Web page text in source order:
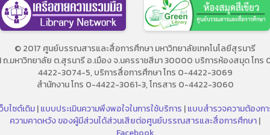
© 2017 ศูนย์บรรณสารและสื่อการศึกษา มหาวิทยาลัยเทคโนโลยีสุรนารี
ถ.มหาวิทยาลัย ต.สุรนารี อ.เมือง จ.นครราชสีมา 30000 บริการห้องสมุด โทร
4422-3074-5, บริการสื่อการศึกษา โทร 0-4422-3069
สำนักงาน โทร 0-4422-3061-3, โทรสาร 0-4422-3060
บไซต์เดิม|แบบประเมินความพึงพอใจในการใช้บริการ |แบบสำรวจความต้องก
ความคาดหวัง ของผู้มีส่วนได้ส่วนเสียต่อศูนย์บรรณสารและสื่อการศึกษา|